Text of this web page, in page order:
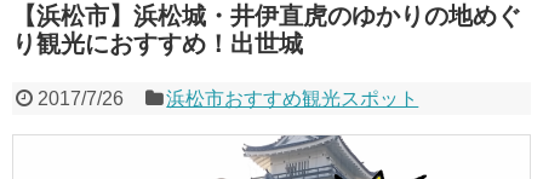
【浜松市】浜松城・井伊直虎のゆかりの地めぐ
り観光におすすめ！出世城
2017/7/26 浜松市おすすめ観光スポット